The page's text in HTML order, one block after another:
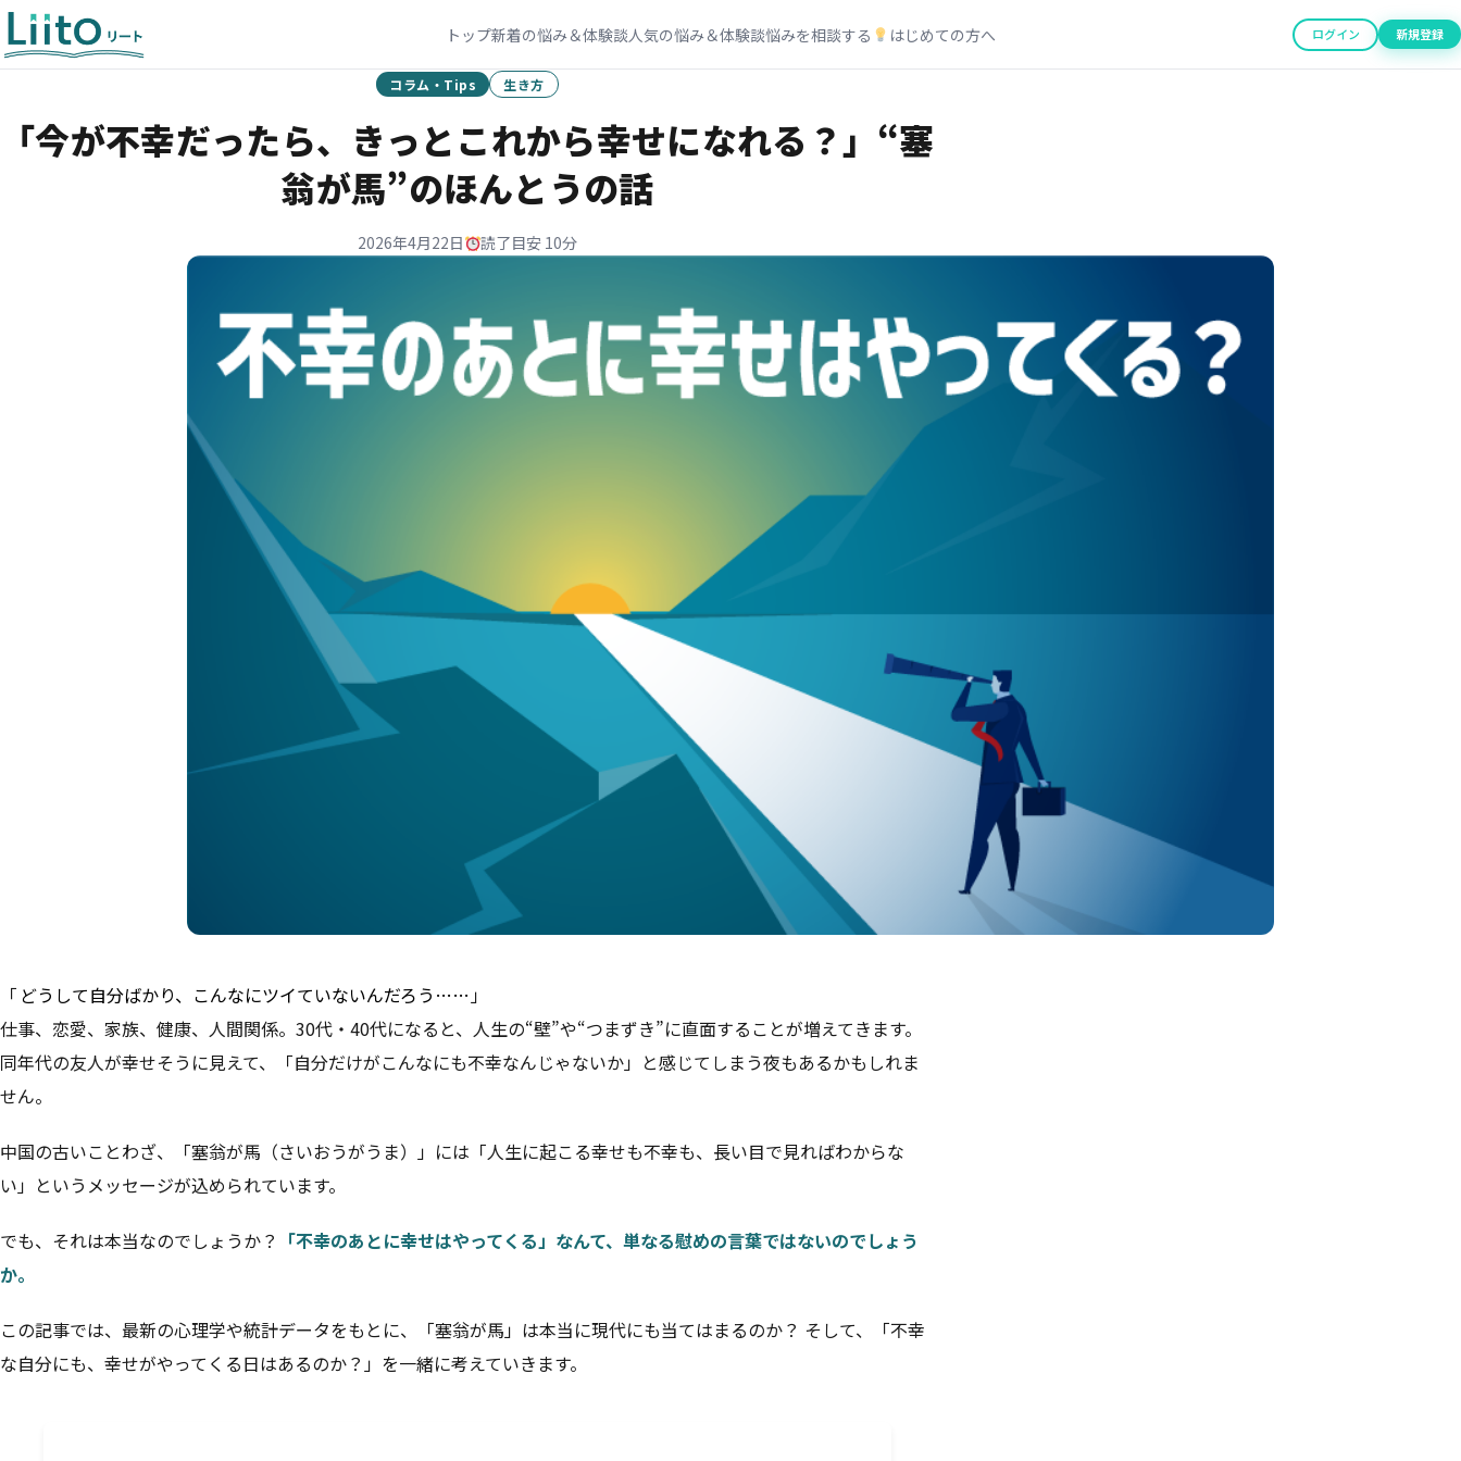
トップ新着の悩み＆体験談人気の悩み＆体験談悩みを相談する はじめての方へ ログイン 新規登録
コラム・Tips 生き方
「今が不幸だったら、きっとこれから幸せになれる？」“塞
翁が馬”のほんとうの話
2026年4月22日 読了目安 10分
「 どうして自分ばかり、こんなにツイていないんだろう……」
仕事、恋愛、家族、健康、人間関係。30代・40代になると、人生の“壁”や“つまずき”に直面することが増えてきます。
同年代の友人が幸せそうに見えて、「自分だけがこんなにも不幸なんじゃないか」と感じてしまう夜もあるかもしれま
せん。
中国の古いことわざ、「塞翁が馬（さいおうがうま）」には「人生に起こる幸せも不幸も、長い目で見ればわからな
い」というメッセージが込められています。
でも、それは本当なのでしょうか？ 「不幸のあとに幸せはやってくる」なんて、単なる慰めの言葉ではないのでしょう
か。
この記事では、最新の心理学や統計データをもとに、「塞翁が馬」は本当に現代にも当てはまるのか？ そして、「不幸
な自分にも、幸せがやってくる日はあるのか？」を一緒に考えていきます。